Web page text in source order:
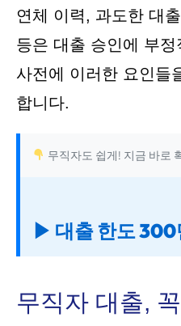
연체 이력, 과도한 대
등은 대출 승인에 부
사전에 이러한 요인들
합니다.
무직자도 쉽게! 지금 바로
▶ 대출 한도
무직자 대출,